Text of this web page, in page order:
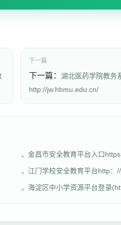
下一篇
下一篇： 湖北医药学院教务
http://jw.hbmu.edu.cn/
金昌市安全教育平台入口
江门学校安全教育平台http：
海淀区中小学资源平台登录